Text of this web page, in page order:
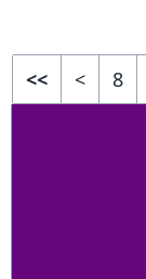
<< < 8